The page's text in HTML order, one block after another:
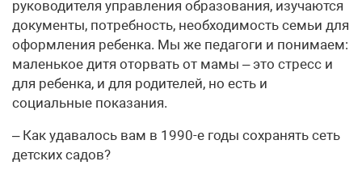
руководителя управления образования, изучаются
документы, потребность, необходимость семьи для
оформления ребенка. Мы же педагоги и понимаем:
маленькое дитя оторвать от мамы – это стресс и
для ребенка, и для родителей, но есть и
социальные показания.
– Как удавалось вам в 1990-е годы сохранять сеть
детских садов?